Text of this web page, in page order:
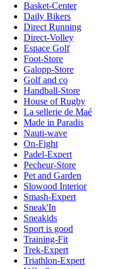
Basket-Center
Daily Bikers
Direct Running
Direct-Volley
Espace Golf
Foot-Store
Galopp-Store
Golf and co
Handball-Store
House of Rugby
La sellerie de Maé
Made in Paradis
Nauti-wave
On-Fight
Padel-Expert
Pecheur-Store
Pet and Garden
Slowood Interior
Smash-Expert
Sneak'In
Sneakids
Sport is good
Training-Fit
Trek-Expert
Triathlon-Expert